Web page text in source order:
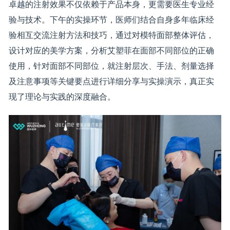
卓越的注射效果不仅依赖于产品本身，更需要医生专业经
验与技术。下午的实操环节，医师们结合自身多年临床经
验相互交流注射方法和技巧，通过对模特面部整体评估，
设计对应的美学方案，分析艾塑菲在面部不同部位的正确
使用，针对面部不同部位，就注射层次、手法、剂量选择
及注意事项等关键要点进行详细分享与实操演示，真正实
现了理论与实践的深度融合。